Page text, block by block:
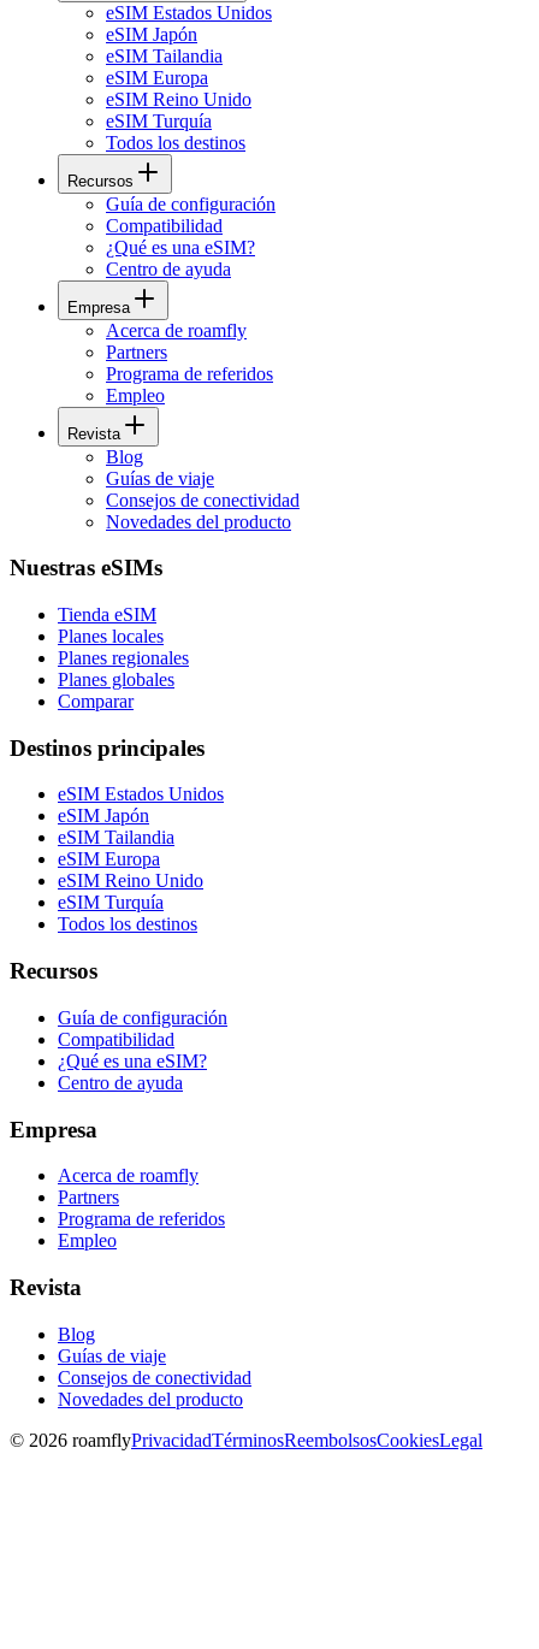
eSIM Estados Unidos
eSIM Japón
eSIM Tailandia
eSIM Europa
eSIM Reino Unido
eSIM Turquía
Todos los destinos
Recursos
Guía de configuración
Compatibilidad
¿Qué es una eSIM?
Centro de ayuda
Empresa
Acerca de roamfly
Partners
Programa de referidos
Empleo
Revista
Blog
Guías de viaje
Consejos de conectividad
Novedades del producto
Nuestras eSIMs
Tienda eSIM
Planes locales
Planes regionales
Planes globales
Comparar
Destinos principales
eSIM Estados Unidos
eSIM Japón
eSIM Tailandia
eSIM Europa
eSIM Reino Unido
eSIM Turquía
Todos los destinos
Recursos
Guía de configuración
Compatibilidad
¿Qué es una eSIM?
Centro de ayuda
Empresa
Acerca de roamfly
Partners
Programa de referidos
Empleo
Revista
Blog
Guías de viaje
Consejos de conectividad
Novedades del producto
© 2026 roamflyPrivacidadTérminosReembolsosCookiesLegal